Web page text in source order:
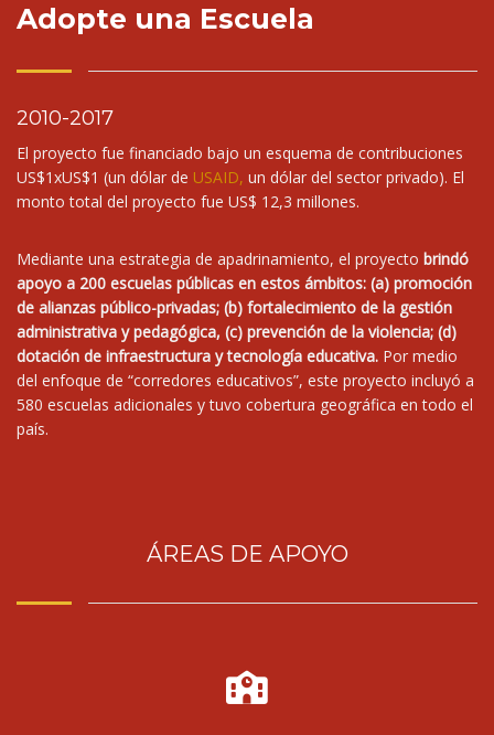
Adopte una Escuela
2010-2017
El proyecto fue financiado bajo un esquema de contribuciones
US$1xUS$1 (un dólar de USAID, un dólar del sector privado). El
monto total del proyecto fue US$ 12,3 millones.
Mediante una estrategia de apadrinamiento, el proyecto brindó
apoyo a 200 escuelas públicas en estos ámbitos: (a) promoción
de alianzas público-privadas; (b) fortalecimiento de la gestión
administrativa y pedagógica, (c) prevención de la violencia; (d)
dotación de infraestructura y tecnología educativa. Por medio
del enfoque de “corredores educativos”, este proyecto incluyó a
580 escuelas adicionales y tuvo cobertura geográfica en todo el
país.
ÁREAS DE APOYO